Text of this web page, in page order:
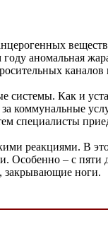
веществ
аномальная
системы. Как и
коммунальные
специалисты
реакциями. В
Особенно – с пяти
закрывающие ноги.